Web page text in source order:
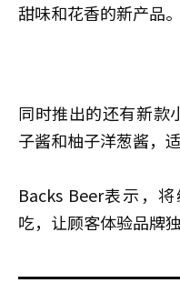
甜味和花香的新产品。
同时推出的还有新
子酱和柚子洋葱酱，
Backs Beer表示，
吃，让顾客体验品牌